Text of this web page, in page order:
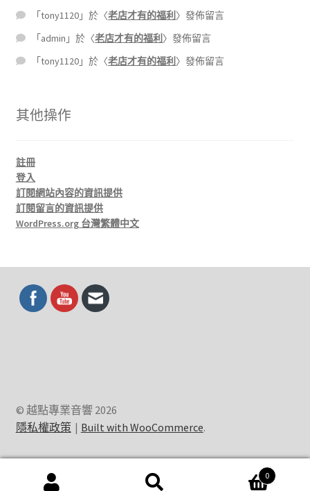
「tony1120 」於〈老店才有的福利 〉發佈留言
「admin 」於〈老店才有的福利 〉發佈留言
「tony1120 」於〈老店才有的福利 〉發佈留言
其他操作
註冊
登入
訂閱網站內容的資訊提供
訂閱留言的資訊提供
WordPress.org 台灣繁體中文
© 越點專業音響 2026
隱私權政策
Built with WooCommerce.
0